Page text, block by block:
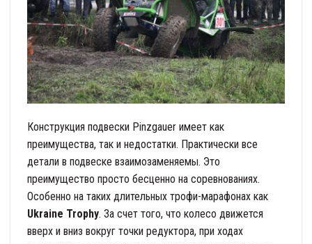
Конструкция подвески Pinzgauer имеет как
преимущества, так и недостатки. Практически все
детали в подвеске взаимозаменяемы. Это
преимущество просто бесценно на соревнованиях.
Особенно на таких длительных трофи-марафонах как
Ukraine Trophy. За счет того, что колесо движется
вверх и вниз вокруг точки редуктора, при ходах